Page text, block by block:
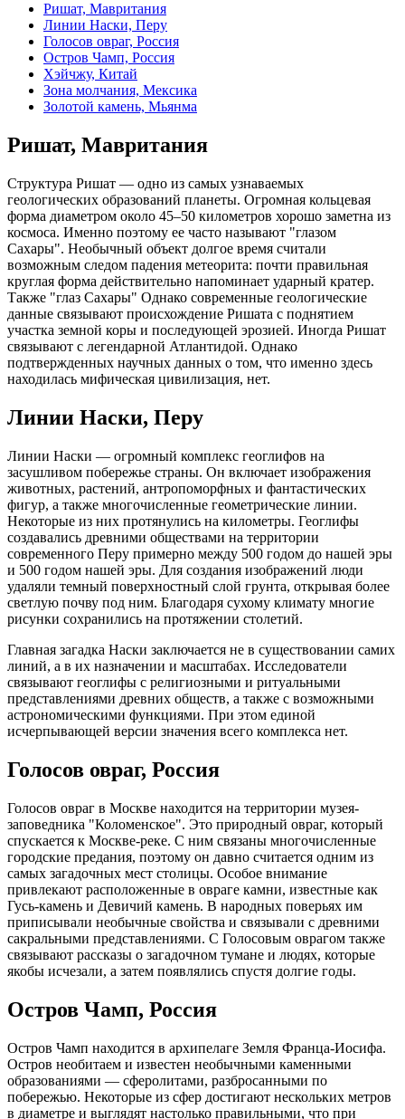
Ришат, Мавритания
Линии Наски, Перу
Голосов овраг, Россия
Остров Чамп, Россия
Хэйчжу, Китай
Зона молчания, Мексика
Золотой камень, Мьянма
Ришат, Мавритания
Структура Ришат — одно из самых узнаваемых
геологических образований планеты. Огромная кольцевая
форма диаметром около 45–50 километров хорошо заметна из
космоса. Именно поэтому ее часто называют "глазом
Сахары". Необычный объект долгое время считали
возможным следом падения метеорита: почти правильная
круглая форма действительно напоминает ударный кратер.
Также "глаз Сахары" Однако современные геологические
данные связывают происхождение Ришата с поднятием
участка земной коры и последующей эрозией. Иногда Ришат
связывают с легендарной Атлантидой. Однако
подтвержденных научных данных о том, что именно здесь
находилась мифическая цивилизация, нет.
Линии Наски, Перу
Линии Наски — огромный комплекс геоглифов на
засушливом побережье страны. Он включает изображения
животных, растений, антропоморфных и фантастических
фигур, а также многочисленные геометрические линии.
Некоторые из них протянулись на километры. Геоглифы
создавались древними обществами на территории
современного Перу примерно между 500 годом до нашей эры
и 500 годом нашей эры. Для создания изображений люди
удаляли темный поверхностный слой грунта, открывая более
светлую почву под ним. Благодаря сухому климату многие
рисунки сохранились на протяжении столетий.
Главная загадка Наски заключается не в существовании самих
линий, а в их назначении и масштабах. Исследователи
связывают геоглифы с религиозными и ритуальными
представлениями древних обществ, а также с возможными
астрономическими функциями. При этом единой
исчерпывающей версии значения всего комплекса нет.
Голосов овраг, Россия
Голосов овраг в Москве находится на территории музея-
заповедника "Коломенское". Это природный овраг, который
спускается к Москве-реке. С ним связаны многочисленные
городские предания, поэтому он давно считается одним из
самых загадочных мест столицы. Особое внимание
привлекают расположенные в овраге камни, известные как
Гусь-камень и Девичий камень. В народных поверьях им
приписывали необычные свойства и связывали с древними
сакральными представлениями. С Голосовым оврагом также
связывают рассказы о загадочном тумане и людях, которые
якобы исчезали, а затем появлялись спустя долгие годы.
Остров Чамп, Россия
Остров Чамп находится в архипелаге Земля Франца-Иосифа.
Остров необитаем и известен необычными каменными
образованиями — сферолитами, разбросанными по
побережью. Некоторые из сфер достигают нескольких метров
в диаметре и выглядят настолько правильными, что при